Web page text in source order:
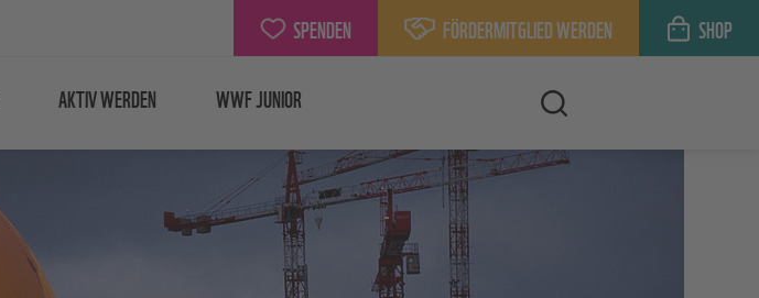
SPENDEN FÖRDERMITGLIED WERDEN SHOP
AKTIV WERDEN WWF JUNIOR